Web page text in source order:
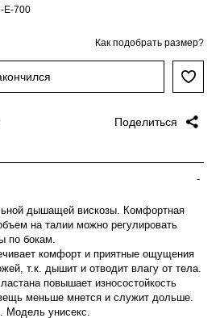
E-700
Как подобрать размер?
Поделиться
-
дышащей вискозы. Комфортная
на талии можно регулировать
по бокам.
комфорт и приятные ощущения
т.к. дышит и отводит влагу от тела.
повышает износостойкость
меньше мнется и служит дольше.
Модель унисекс.